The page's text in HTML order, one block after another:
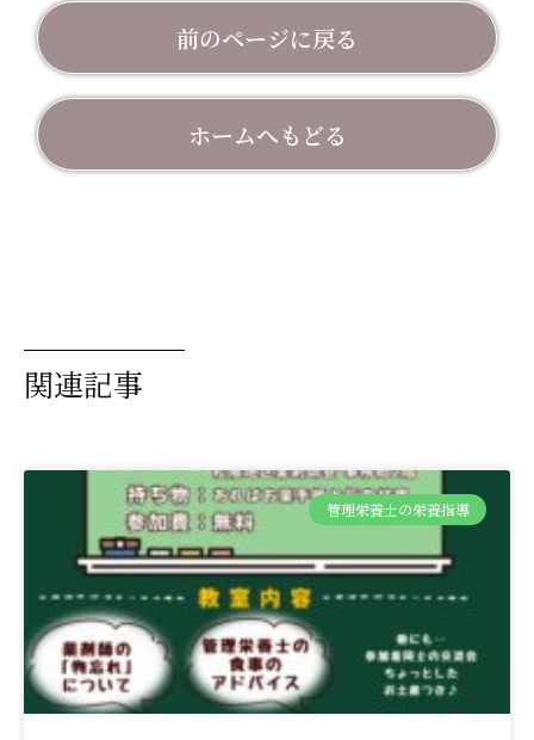
前のページに戻る
ホームへもどる
関連記事
管理栄養士の栄養指導